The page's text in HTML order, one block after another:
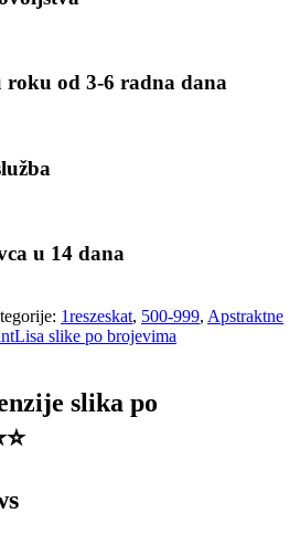
od 3-6 radna dana
u 14 dana
1reszeskat, 500-999, Apstraktne
slike po brojevima
slika po